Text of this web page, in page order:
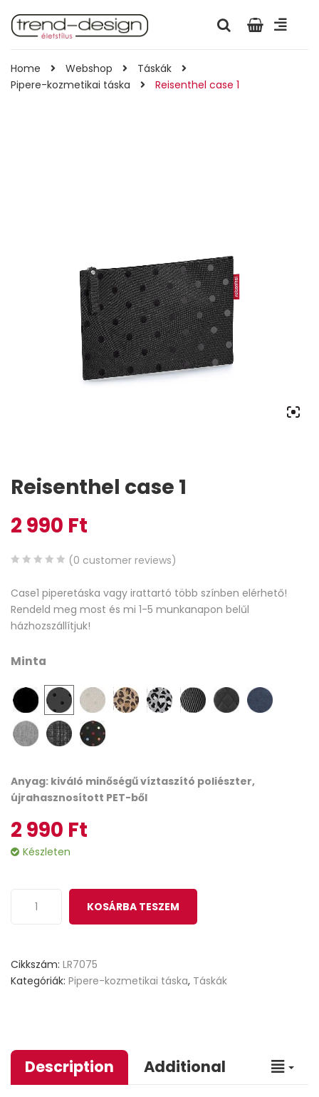
Home Webshop
Táskák
Pipere-kozmetikai táska
Reisenthel case 1
Reisenthel case 1
2 990 Ft
out
of
based
customer
(0 customer reviews)
Case1 piperetáska vagy irattartó több színben elérhető!
Rendeld meg most és mi 1-5 munkanapon belűl
házhozszállítjuk!
Minta
Anyag: kiváló minőségű víztaszító poliészter,
újrahasznosított PET-ből
2 990 Ft
Készleten
KOSÁRBA TESZEM
Cikkszám: LR7075
Kategóriák: Pipere-kozmetikai táska, Táskák
Description Additional